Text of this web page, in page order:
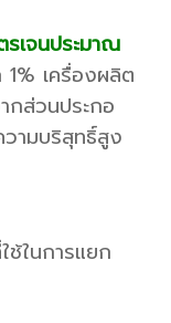
รเจนประมาณ
เครื่องผลิต
กส่วนประกอ
ามบริสุทธิ์สูง
ช้ในการแยก